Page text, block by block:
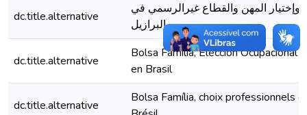
dc.title.alternative
وإختيار المهن والقطاع غيرالرسمي في
البرازيل
dc.title.alternative
Bolsa Familia, Elección Ocupacional
en Brasil
dc.title.alternative
Bolsa Família, choix professionnels